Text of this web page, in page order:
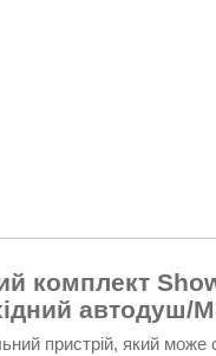
комплект
автодуш/
пристрій, який може